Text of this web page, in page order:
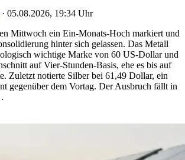
· 05.08.2026, 19:34 Uhr
Mittwoch ein Ein-Monats-Hoch markiert und
hinter sich gelassen. Das Metall
wichtige Marke von 60 US-Dollar und
auf Vier-Stunden-Basis, ehe es bis auf
Zuletzt notierte Silber bei 61,49 Dollar, ein
gegenüber dem Vortag. Der Ausbruch fällt in